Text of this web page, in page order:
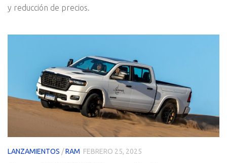
y reducción de precios.
LANZAMIENTOS /RAM FEBRERO 25, 2025